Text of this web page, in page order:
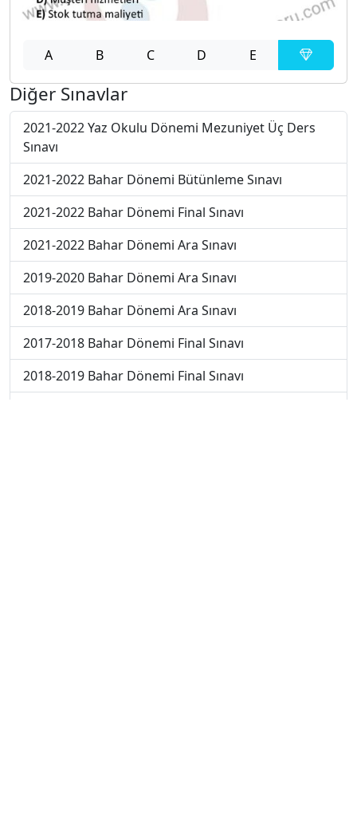
A B C D E
Diğer Sınavlar
2021-2022 Yaz Okulu Dönemi Mezuniyet Üç Ders
Sınavı
2021-2022 Bahar Dönemi Bütünleme Sınavı
2021-2022 Bahar Dönemi Final Sınavı
2021-2022 Bahar Dönemi Ara Sınavı
2019-2020 Bahar Dönemi Ara Sınavı
2018-2019 Bahar Dönemi Ara Sınavı
2017-2018 Bahar Dönemi Final Sınavı
2018-2019 Bahar Dönemi Final Sınavı